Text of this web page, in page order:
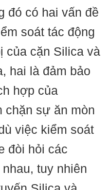
đó có hai vấn đề
soát tác động
của cặn Silica và
hai là đảm bảo
hợp của
chặn sự ăn mòn
việc kiểm soát
đòi hỏi các
tuy nhiên